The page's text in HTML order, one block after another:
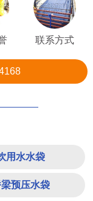
联系方式
用水水袋
预压水袋